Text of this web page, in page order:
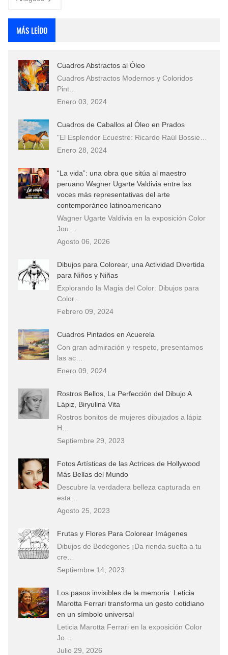
MÁS LEÍDO
Cuadros Abstractos al Óleo
Cuadros Abstractos Modernos y Coloridos
Pint…
Enero 03, 2024
Cuadros de Caballos al Óleo en Prados
"El Esplendor Ecuestre: Ricardo Raúl Bossie…
Enero 28, 2024
“La vida”: una obra que sitúa al maestro
peruano Wagner Ugarte Valdivia entre las
voces más representativas del arte
contemporáneo latinoamericano
Wagner Ugarte Valdivia en la exposición Color
Jou…
Agosto 06, 2026
Dibujos para Colorear, una Actividad Divertida
para Niños y Niñas
Explorando la Magia del Color: Dibujos para
Color…
Febrero 09, 2024
Cuadros Pintados en Acuerela
Con gran admiración y respeto, presentamos
las ac…
Enero 09, 2024
Rostros Bellos, La Perfección del Dibujo A
Lápiz, Biryulina Vita
Rostros bonitos de mujeres dibujados a lápiz
H…
Septiembre 29, 2023
Fotos Artísticas de las Actrices de Hollywood
Más Bellas del Mundo
Descubre la verdadera belleza capturada en
esta…
Agosto 25, 2023
Frutas y Flores Para Colorear Imágenes
Dibujos de Bodegones ¡Da rienda suelta a tu
cre…
Septiembre 14, 2023
Los pasos invisibles de la memoria: Leticia
Marotta Ferrari transforma un gesto cotidiano
en un símbolo universal
Leticia Marotta Ferrari en la exposición Color
Jo…
Julio 29, 2026